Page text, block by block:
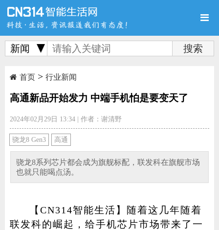
首页
导购
新闻
首页> 行业新闻
高通新品开始发力 中端手机怕是要变天了
2024年02月29日 13:34| 作者：谢清野
骁龙8 Gen3 高通
骁龙8系列芯片都会成为旗舰标配，联发科在旗舰市场
也就只能喝点汤。
【CN314智能生活】随着这几年随着
联发科的崛起，给手机芯片市场带来了一